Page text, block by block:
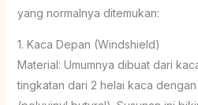
yang normalnya ditemukan:
1. Kaca Depan (Windshield)
Material: Umumnya dibuat dari
tingkatan dari 2 helai kaca